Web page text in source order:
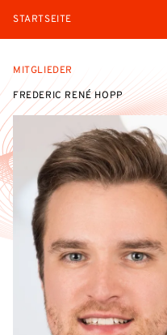
STARTSEITE
MITGLIEDER
FREDERIC RENÉ HOPP